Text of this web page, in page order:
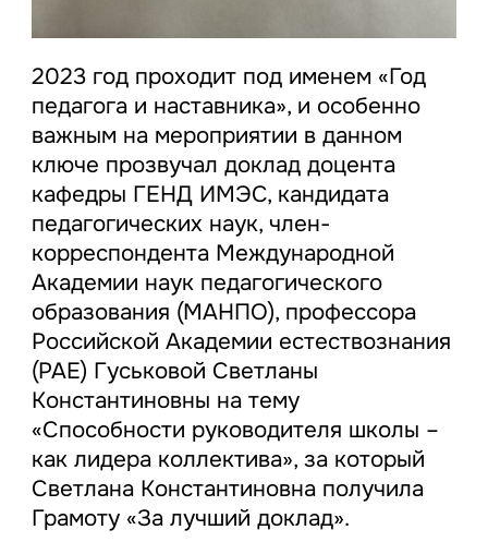
2023 год проходит под именем «Год
педагога и наставника», и особенно
важным на мероприятии в данном
ключе прозвучал доклад доцента
кафедры ГЕНД ИМЭС, кандидата
педагогических наук, член-
корреспондента Международной
Академии наук педагогического
образования (МАНПО), профессора
Российской Академии естествознания
(РАЕ) Гуськовой Светланы
Константиновны на тему
«Способности руководителя школы –
как лидера коллектива», за который
Светлана Константиновна получила
Грамоту «За лучший доклад».